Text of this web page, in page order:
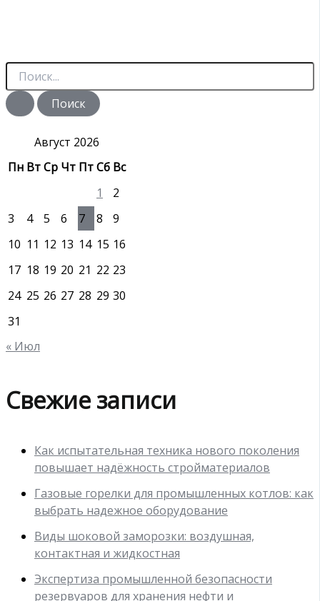
П
и
с
Август 2026
Пн ВтСр Чт ПтСб Вс
1
2
3
4 5 6 7 8
9
10 11 12 13 14 15 16
17 18 19 20 21 22 23
24 25 26 27 28 29 30
31
« Июл
Свежие записи
Как испытательная техника нового поколения
повышает надёжность стройматериалов
Газовые горелки для промышленных котлов: как
выбрать надежное оборудование
Виды шоковой заморозки: воздушная,
контактная и жидкостная
Экспертиза промышленной безопасности
резервуаров для хранения нефти и